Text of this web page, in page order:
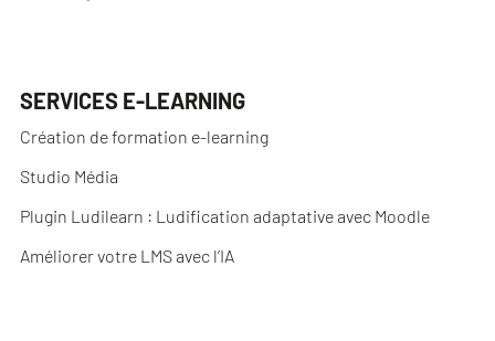
SERVICES E-LEARNING
Création de formation e-learning
Studio Média
Plugin Ludilearn : Ludification adaptative avec Moodle
Améliorer votre LMS avec l’IA